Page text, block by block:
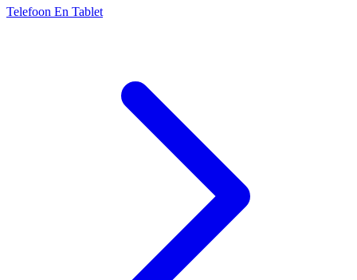
Telefoon En Tablet